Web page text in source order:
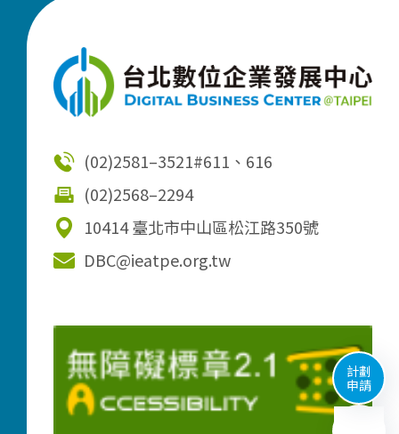
計劃
申請
(02)2581–3521#611、616
(02)2568–2294
10414 臺北市中山區松江路350號
DBC@ieatpe.org.tw